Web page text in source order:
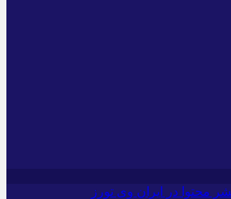
محتوا در ایران وی تورز